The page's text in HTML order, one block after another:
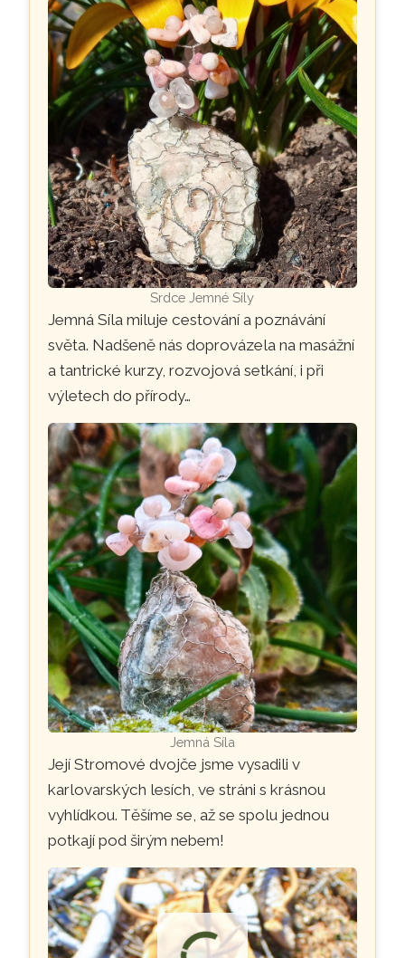
Srdce Jemné Síly
Jemná Síla miluje cestování a poznávání
světa. Nadšeně nás doprovázela na masážní
a tantrické kurzy, rozvojová setkání, i při
výletech do přírody…
Jemná Síla
Její Stromové dvojče jsme vysadili v
karlovarských lesích, ve stráni s krásnou
vyhlídkou. Těšíme se, až se spolu jednou
potkají pod širým nebem!